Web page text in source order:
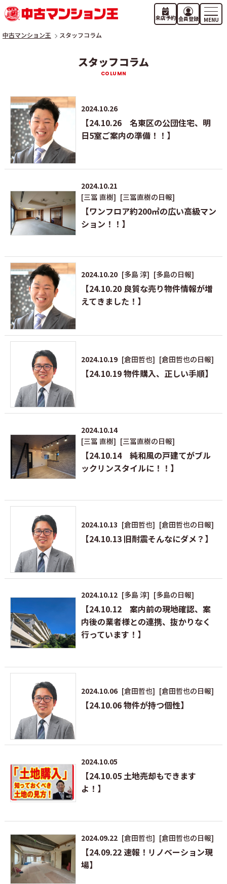
来店予約 会員登録
中古マンション王 スタッフコラム
スタッフコラム
2024.10.26
【24.10.26 名東区の公団住宅、明
日5室ご案内の準備！！】
2024.10.21
[三冨 直樹] [三冨直樹の日報]
【ワンフロア約200㎡の広い高級マン
ション！！】
2024.10.20 [多島 淳] [多島の日報]
【24.10.20 良質な売り物件情報が増
えてきました！】
2024.10.19 [倉田哲也] [倉田哲也の日報]
【24.10.19 物件購入、正しい手順】
2024.10.14
[三冨 直樹] [三冨直樹の日報]
【24.10.14 純和風の戸建てがブル
ックリンスタイルに！！】
2024.10.13 [倉田哲也] [倉田哲也の日報]
【24.10.13 旧耐震そんなにダメ？】
2024.10.12 [多島 淳] [多島の日報]
【24.10.12 案内前の現地確認、案
内後の業者様との連携、抜かりなく
行っています！】
2024.10.06 [倉田哲也] [倉田哲也の日報]
【24.10.06 物件が持つ個性】
2024.10.05
【24.10.05 土地売却もできます
よ！】
2024.09.22 [倉田哲也] [倉田哲也の日報]
【24.09.22 速報！リノベーション現
場】